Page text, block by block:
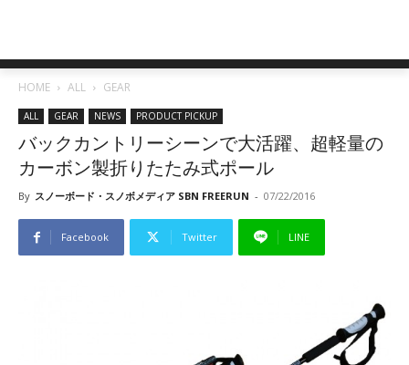
HOME ALL GEAR
ALL GEAR NEWS PRODUCT PICKUP
バックカントリーシーンで大活躍、超軽量の
カーボン製折りたたみ式ポール
By スノーボード・スノボメディア SBN FREERUN - 07/22/2016
Facebook Twitter LINE